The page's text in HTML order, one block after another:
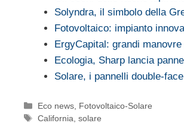
Solyndra, il simbolo della
Fotovoltaico: impianto
ErgyCapital: grandi
Ecologia, Sharp lancia
Solare, i pannelli double-
Categorie
Eco news Fotovoltaico-Solare
Tag
California ,solare